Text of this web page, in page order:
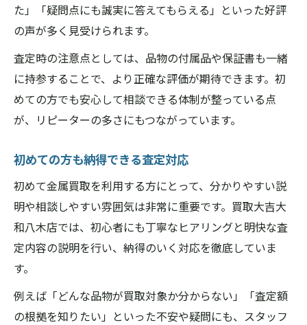
た」「疑問点にも誠実に答えてもらえる」といった好評
の声が多く見受けられます。
査定時の注意点としては、品物の付属品や保証書も一緒
に持参することで、より正確な評価が期待できます。初
めての方でも安心して相談できる体制が整っている点
が、リピーターの多さにもつながっています。
初めての方も納得できる査定対応
初めて金属買取を利用する方にとって、分かりやすい説
明や相談しやすい雰囲気は非常に重要です。買取大吉大
和八木店では、初心者にも丁寧なヒアリングと明快な査
定内容の説明を行い、納得のいく対応を徹底していま
す。
例えば「どんな品物が買取対象か分からない」「査定額
の根拠を知りたい」といった不安や疑問にも、スタッフ